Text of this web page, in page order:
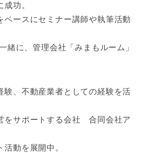
功。
ベースにセミナー講師や執筆活動
緒に、管理会社「みまもルーム」
験、不動産業者としての経験を活
をサポートする会社 合同会社ア
動を展開中。